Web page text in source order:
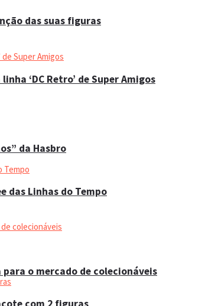
da Hasbro
das suas figuras
o mercado de colecionáveis
‘DC Retro’ de Super Amigos
das Linhas do Tempo